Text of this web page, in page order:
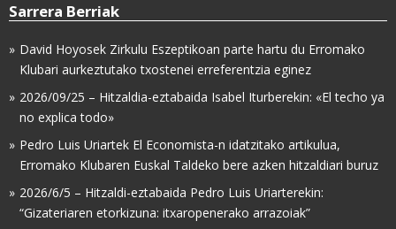
Sarrera Berriak
David Hoyosek Zirkulu Eszeptikoan parte hartu du Erromako
Klubari aurkeztutako txostenei erreferentzia eginez
2026/09/25 – Hitzaldia-eztabaida Isabel Iturberekin: «El techo ya
no explica todo»
Pedro Luis Uriartek El Economista-n idatzitako artikulua,
Erromako Klubaren Euskal Taldeko bere azken hitzaldiari buruz
2026/6/5 – Hitzaldi-eztabaida Pedro Luis Uriarterekin:
“Gizateriaren etorkizuna: itxaropenerako arrazoiak”